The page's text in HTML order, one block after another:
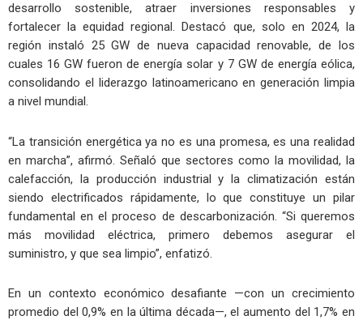
desarrollo sostenible, atraer inversiones responsables y
fortalecer la equidad regional. Destacó que, solo en 2024, la
región instaló 25 GW de nueva capacidad renovable, de los
cuales 16 GW fueron de energía solar y 7 GW de energía eólica,
consolidando el liderazgo latinoamericano en generación limpia
a nivel mundial.
“La transición energética ya no es una promesa, es una realidad
en marcha”, afirmó. Señaló que sectores como la movilidad, la
calefacción, la producción industrial y la climatización están
siendo electrificados rápidamente, lo que constituye un pilar
fundamental en el proceso de descarbonización. “Si queremos
más movilidad eléctrica, primero debemos asegurar el
suministro, y que sea limpio”, enfatizó.
En un contexto económico desafiante —con un crecimiento
promedio del 0,9% en la última década—, el aumento del 1,7% en